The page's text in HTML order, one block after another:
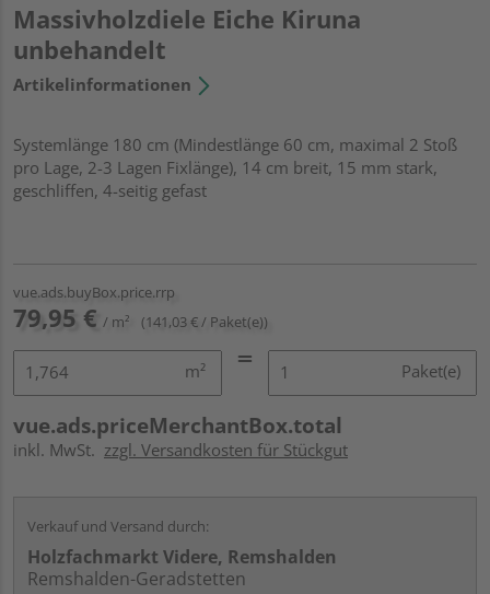
Massivholzdiele Eiche Kiruna
unbehandelt
Artikelinformationen
Systemlänge 180 cm (Mindestlänge 60 cm, maximal 2 Stoß
pro Lage, 2-3 Lagen Fixlänge), 14 cm breit, 15 mm stark,
geschliffen, 4-seitig gefast
vue.ads.buyBox.price.rrp
79,95 € / m² (141,03 € / Paket(e))
m² Paket(e)
vue.ads.priceMerchantBox.total
inkl. MwSt. zzgl. Versandkosten für Stückgut
Verkauf und Versand durch:
Holzfachmarkt Videre, Remshalden
Remshalden-Geradstetten